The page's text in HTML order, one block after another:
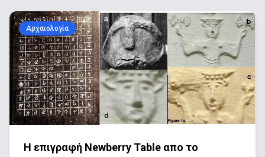
Αρχαιολογία
Η επιγραφή Newberry Table απο το